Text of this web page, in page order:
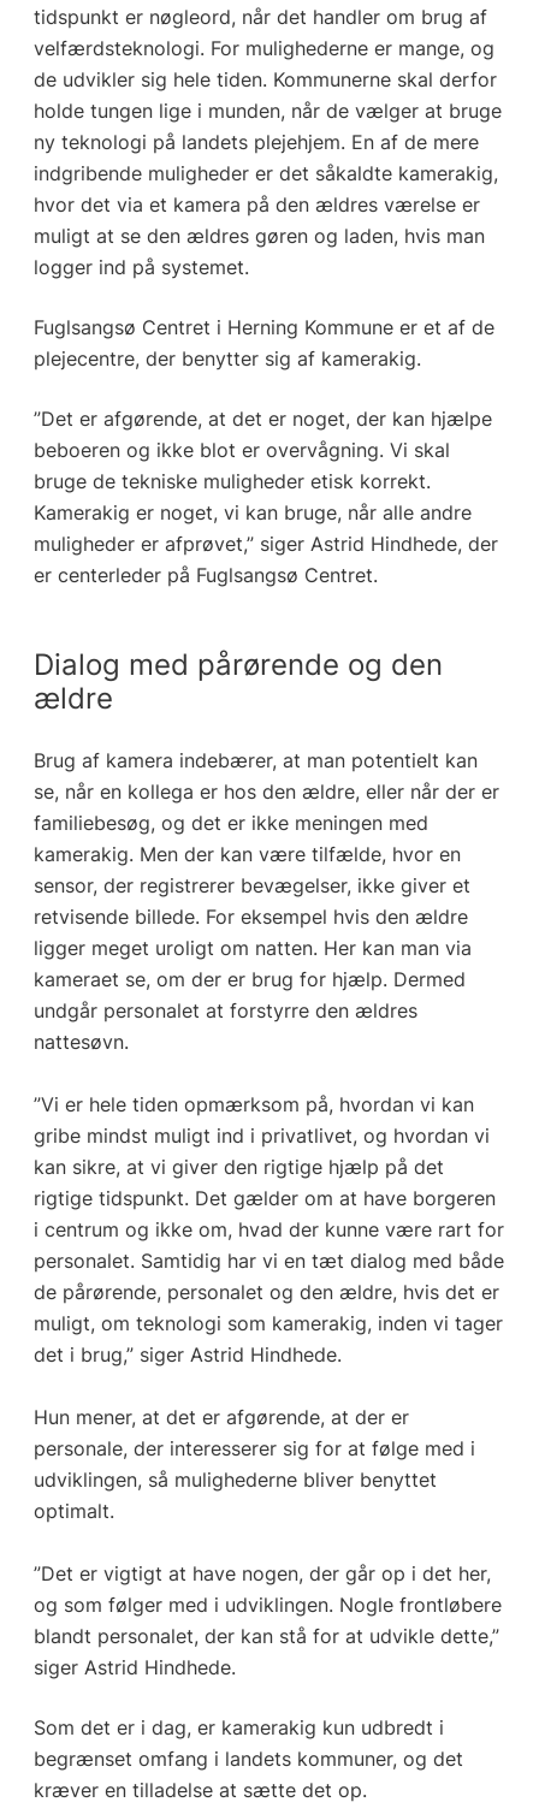
tidspunkt er nøgleord, når det handler om brug af
velfærdsteknologi. For mulighederne er mange, og
de udvikler sig hele tiden. Kommunerne skal derfor
holde tungen lige i munden, når de vælger at bruge
ny teknologi på landets plejehjem. En af de mere
indgribende muligheder er det såkaldte kamerakig,
hvor det via et kamera på den ældres værelse er
muligt at se den ældres gøren og laden, hvis man
logger ind på systemet.
Fuglsangsø Centret i Herning Kommune er et af de
plejecentre, der benytter sig af kamerakig.
”Det er afgørende, at det er noget, der kan hjælpe
beboeren og ikke blot er overvågning. Vi skal
bruge de tekniske muligheder etisk korrekt.
Kamerakig er noget, vi kan bruge, når alle andre
muligheder er afprøvet,” siger Astrid Hindhede, der
er centerleder på Fuglsangsø Centret.
Dialog med pårørende og den
ældre
Brug af kamera indebærer, at man potentielt kan
se, når en kollega er hos den ældre, eller når der er
familiebesøg, og det er ikke meningen med
kamerakig. Men der kan være tilfælde, hvor en
sensor, der registrerer bevægelser, ikke giver et
retvisende billede. For eksempel hvis den ældre
ligger meget uroligt om natten. Her kan man via
kameraet se, om der er brug for hjælp. Dermed
undgår personalet at forstyrre den ældres
nattesøvn.
”Vi er hele tiden opmærksom på, hvordan vi kan
gribe mindst muligt ind i privatlivet, og hvordan vi
kan sikre, at vi giver den rigtige hjælp på det
rigtige tidspunkt. Det gælder om at have borgeren
i centrum og ikke om, hvad der kunne være rart for
personalet. Samtidig har vi en tæt dialog med både
de pårørende, personalet og den ældre, hvis det er
muligt, om teknologi som kamerakig, inden vi tager
det i brug,” siger Astrid Hindhede.
Hun mener, at det er afgørende, at der er
personale, der interesserer sig for at følge med i
udviklingen, så mulighederne bliver benyttet
optimalt.
”Det er vigtigt at have nogen, der går op i det her,
og som følger med i udviklingen. Nogle frontløbere
blandt personalet, der kan stå for at udvikle dette,”
siger Astrid Hindhede.
Som det er i dag, er kamerakig kun udbredt i
begrænset omfang i landets kommuner, og det
kræver en tilladelse at sætte det op.